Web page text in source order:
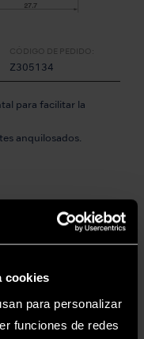
cookies
para personalizar
funciones de redes
CÓDIGO DE PEDIDO:
Z305134
para facilitar la
anquilosados.